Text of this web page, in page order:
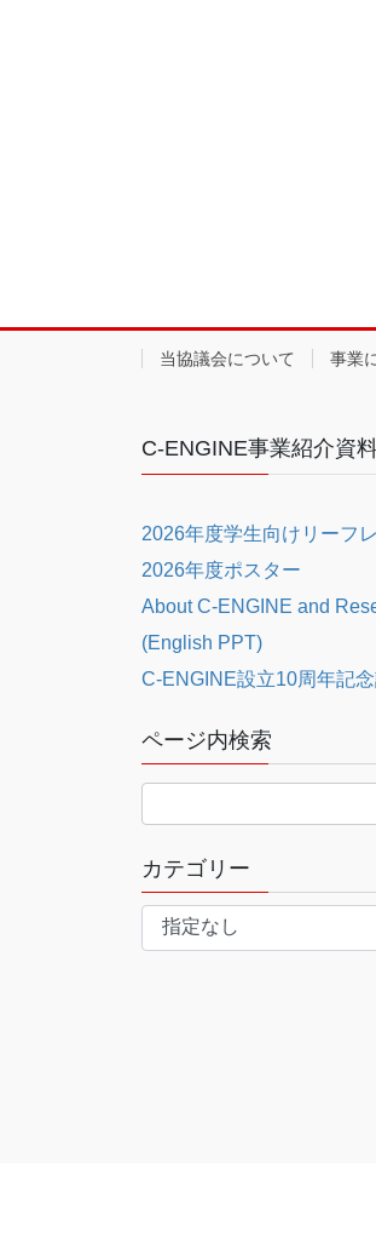
当協議会について 事業
C-ENGINE事業紹介資
2026年度学生向けリーフ
2026年度ポスター
About C-ENGINE and
(English PPT)
C-ENGINE設立10周年記
ページ内検索
カテゴリー